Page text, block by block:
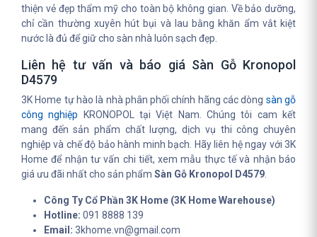
thiện vẻ đẹp thẩm mỹ cho toàn bộ không gian. Về bảo dưỡng,
chỉ cần thường xuyên hút bụi và lau bằng khăn ẩm vắt kiệt
nước là đủ để giữ cho sàn nhà luôn sạch đẹp.
Liên hệ tư vấn và báo giá Sàn Gỗ Kronopol
D4579
3K Home tự hào là nhà phân phối chính hãng các dòng sàn gỗ
công nghiệp KRONOPOL tại Việt Nam. Chúng tôi cam kết
mang đến sản phẩm chất lượng, dịch vụ thi công chuyên
nghiệp và chế độ bảo hành minh bạch. Hãy liên hệ ngay với 3K
Home để nhận tư vấn chi tiết, xem mẫu thực tế và nhận báo
giá ưu đãi nhất cho sản phẩm Sàn Gỗ Kronopol D4579
Công Ty Cổ Phần 3K Home (3K Home Warehouse)
Hotline: 091 8888 139
Email: 3khome.vn@gmail.com